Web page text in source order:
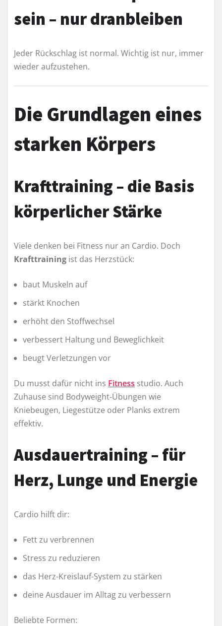
sein – nur dranbleiben
Jeder Rückschlag ist normal. Wichtig ist nur, immer
wieder aufzustehen.
Die Grundlagen eines
starken Körpers
Krafttraining – die Basis
körperlicher Stärke
Viele denken bei Fitness nur an Cardio. Doch
Krafttraining ist das Herzstück:
baut Muskeln auf
stärkt Knochen
erhöht den Stoffwechsel
verbessert Haltung und Beweglichkeit
beugt Verletzungen vor
Du musst dafür nicht ins Fitness studio. Auch
Zuhause sind Bodyweight-Übungen wie
Kniebeugen, Liegestütze oder Planks extrem
effektiv.
Ausdauertraining – für
Herz, Lunge und Energie
Cardio hilft dir:
Fett zu verbrennen
Stress zu reduzieren
das Herz-Kreislauf-System zu stärken
deine Ausdauer im Alltag zu verbessern
Beliebte Formen: